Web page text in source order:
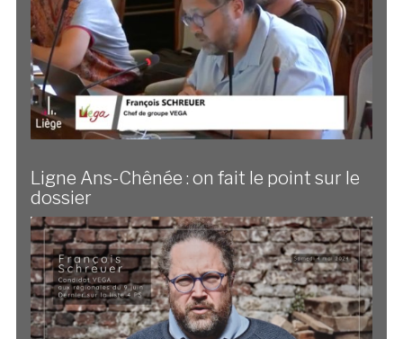
Ligne Ans-Chênée : on fait le point sur le
dossier